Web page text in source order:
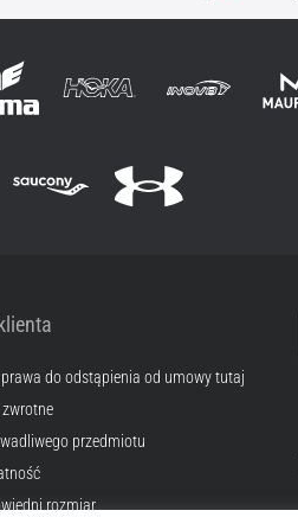
do odstąpienia od umowy tutaj
przedmiotu
rozmiar